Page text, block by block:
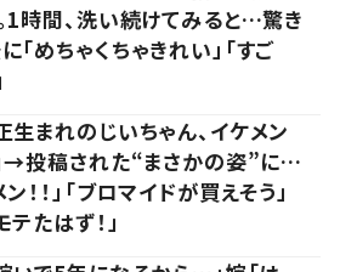
1時間、洗い続けてみると…驚き
「めちゃくちゃきれい」「すご
生まれのじいちゃん、イケメン
→投稿された“まさかの姿”に…
ン！！」「ブロマイドが買えそう」
テたはず！」